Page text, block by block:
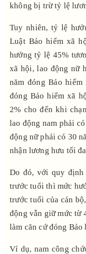
không bị trừ tỷ lệ
Tuy nhiên, tỷ lệ
Luật Bảo hiểm xã
hưởng tỷ lệ 45%
xã hội, lao động nữ
năm đóng Bảo
đóng Bảo hiểm xã
2% cho đến khi
lao động nam phải
động nữ phải có 30
nhận lương hưu tối
Do đó, với quy
trước tuổi thì mức
trước tuổi của cán
động vẫn giữ mức từ
làm căn cứ đóng Bảo
Ví dụ, nam công